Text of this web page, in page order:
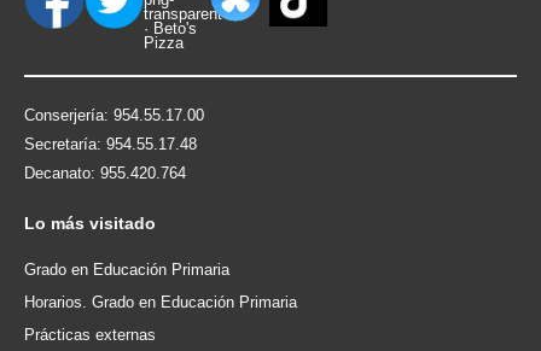
Conserjería: 954.55.17.00
Secretaría: 954.55.17.48
Decanato: 955.420.764
Lo más visitado
Grado en Educación Primaria
Horarios. Grado en Educación Primaria
Prácticas externas